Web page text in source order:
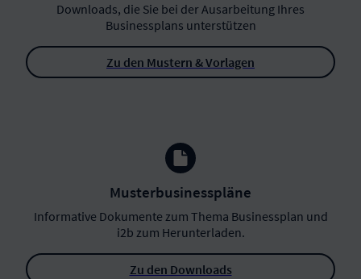
Downloads, die Sie bei der Ausarbeitung Ihres
Businessplans unterstützen
Zu den Mustern & Vorlagen
Musterbusinesspläne
Informative Dokumente zum Thema Businessplan und
i2b zum Herunterladen.
Zu den Downloads